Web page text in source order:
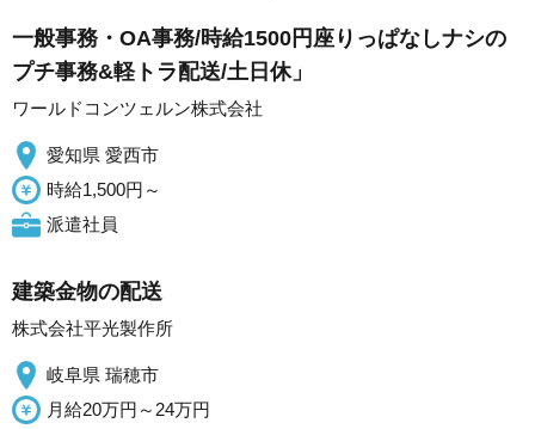
一般事務・OA事務/時給1500円座りっぱなしナシの
プチ事務&軽トラ配送/土日休」
ワールドコンツェルン株式会社
愛知県 愛西市
時給1,500円～
派遣社員
建築金物の配送
株式会社平光製作所
岐阜県 瑞穂市
月給20万円～24万円